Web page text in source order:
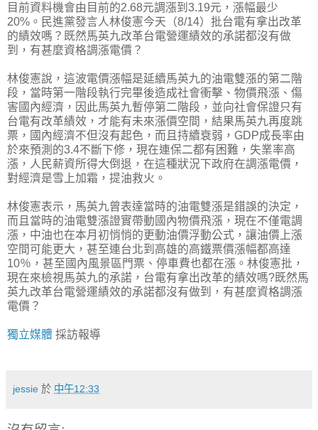
目前資料機會由目前的2.68元調漲到3.19元，漲幅最少
20%。民進黨發言人林俊憲今天（8/14）批台電有拿出改革
的績效嗎？既然馬英九改革台電營運績效的承諾都沒有做
到，有甚麼資格調漲電價？
林俊憲說，這波電價漲幅是延續馬英九的油電雙漲的第二階
段，當時第一階段執行完畢後造成社會衝擊、物價飛漲、傷
害國內經濟，因此馬英九暫停第二階段，並向社會保證只有
台電有改革績效，才能有未來漲價空間，結果馬英九再度跳
票，國內經濟不但沒有起色，而且持續衰弱，GDP成長率由
於來預測的3.4不斷下修，現在連保二都有困難，失業率高
漲，人民薪資所得大倒退，在這種狀況下政府在調漲電價，
對經濟是雪上加霜，提油救火。
林俊憲表示，馬英九曾表達當時的油電雙漲是錯誤的決定，
而且當時的油電雙漲證實帶動國內物價飛漲，現在不僅電調
漲，中油也在本月初悄悄的更動油價浮動公式，讓油價上漲
空間可能更大，甚至連台北到高雄的高鐵票價漲幅都高達
10％，甚至國內風景區門票、停車費也都在漲。林俊憲批，
現在來檢視馬英九的承諾，台電有拿出改革的績效嗎?既然馬
英九改革台電營運績效的承諾都沒有做到，有甚麼資格調漲
電價？
獨立媒體 採訪報導
jessie 於 中午12:33